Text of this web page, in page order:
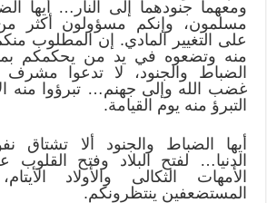
ومعهما جنودهما إلى النار… أيها
مسلمون، وإنكم مسؤولون أكثر
على التغيير المادي. إن المطلوب
منه وتضعوه في يد من يحكمكم بما
الضباط والجنود، لا تدعوا
غضب الله وإلى جهنم… تبرؤوا منه
التبرؤ منه يوم القيامة.
أيها الضباط والجنود ألا تشتاق
الدنيا… لفتح البلاد وفتح
الأمهات الثكالى والأولاد
المستضعفين ينتظرونكم.